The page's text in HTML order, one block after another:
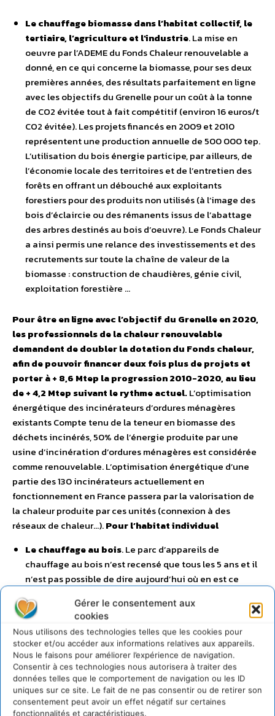
Gérer le consentement aux
cookies
Nous utilisons des technologies telles que les cookies pour
stocker et/ou accéder aux informations relatives aux appareils.
Nous le faisons pour améliorer l’expérience de navigation.
Consentir à ces technologies nous autorisera à traiter des
données telles que le comportement de navigation ou les ID
uniques sur ce site. Le fait de ne pas consentir ou de retirer son
consentement peut avoir un effet négatif sur certaines
fonctionnalités et caractéristiques.
Le chauffage biomasse dans l’habitat collectif, le
tertiaire, l’agriculture et l’industrie. La mise en
oeuvre par l’ADEME du Fonds Chaleur renouvelable a
donné, en ce qui concerne la biomasse, pour ses deux
premières années, des résultats parfaitement en ligne
avec les objectifs du Grenelle pour un coût à la tonne
de CO2 évitée tout à fait compétitif (environ 16 euros/t
CO2 évitée). Les projets financés en 2009 et 2010
représentent une production annuelle de 500 000 tep.
L’utilisation du bois énergie participe, par ailleurs, de
l’économie locale des territoires et de l’entretien des
forêts en offrant un débouché aux exploitants
forestiers pour des produits non utilisés (à l’image des
bois d’éclaircie ou des rémanents issus de l’abattage
des arbres destinés au bois d’oeuvre). Le Fonds Chaleur
a ainsi permis une relance des investissements et des
recrutements sur toute la chaîne de valeur de la
biomasse : construction de chaudières, génie civil,
exploitation forestière …
Pour être en ligne avec l’objectif du Grenelle en 2020,
les professionnels de la chaleur renouvelable
demandent de doubler la dotation du Fonds chaleur,
afin de pouvoir financer deux fois plus de projets et
porter à + 8,6 Mtep la progression 2010-2020, au lieu
de + 4,2 Mtep suivant le rythme actuel.L’optimisation
énergétique des incinérateurs d’ordures ménagères
existants Compte tenu de la teneur en biomasse des
déchets incinérés, 50% de l’énergie produite par une
usine d’incinération d’ordures ménagères est considérée
comme renouvelable. L’optimisation énergétique d’une
partie des 130 incinérateurs actuellement en
fonctionnement en France passera par la valorisation de
la chaleur produite par ces unités (connexion à des
réseaux de chaleur…).Pour l’habitat individuel
Le chauffage au bois. Le parc d’appareils de
chauffage au bois n’est recensé que tous les 5 ans et il
n’est pas possible de dire aujourd’hui où en est ce
600 000 appareils vendus par an, se situent aux
alentours de 450 000. Pourtant, la qualité est au
rendez-vous. Environ 80 % des appareils vendus sont
labellisés Flamme Verte. La filière industrielle française
de chauffage au bois domestique (inserts, foyers
fermés, poêles, chaudières domestiques) représente 60
000 emplois dans la fabrication, l’installation ou
l’approvisionnement en bois. La pérennisation du